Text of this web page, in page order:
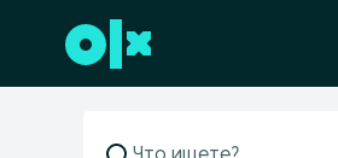
Перейти к нижнему колонтитулу